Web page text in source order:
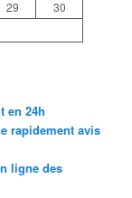
29
30
en 24h
rapidement avis
ligne des